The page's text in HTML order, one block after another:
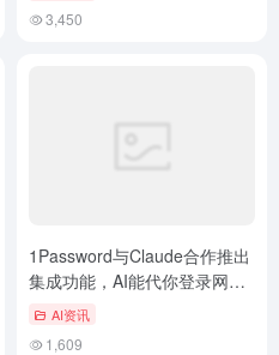
3,450
1Password与Claude合作推出
集成功能，AI能代你登录网
站，但密码始终藏在它无法触
及之处
AI资讯
1,609